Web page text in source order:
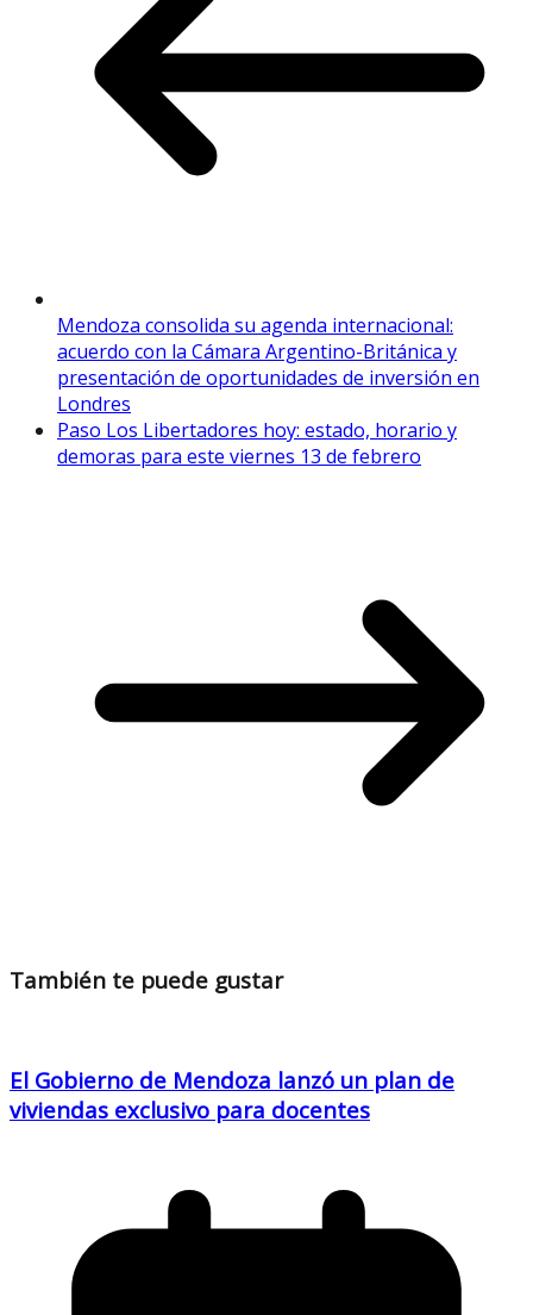
Mendoza consolida su agenda internacional:
acuerdo con la Cámara Argentino-Británica y
presentación de oportunidades de inversión en
Londres
Paso Los Libertadores hoy: estado, horario y
demoras para este viernes 13 de febrero
También te puede gustar
El Gobierno de Mendoza lanzó un plan de
viviendas exclusivo para docentes